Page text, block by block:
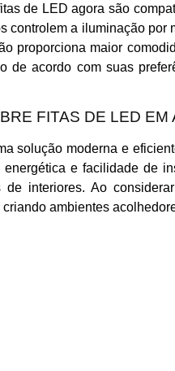
de LED agora são
controlem a iluminação por
proporciona maior
de acordo com suas
FITAS DE LED
solução moderna e
e facilidade de
de interiores. Ao
ambientes